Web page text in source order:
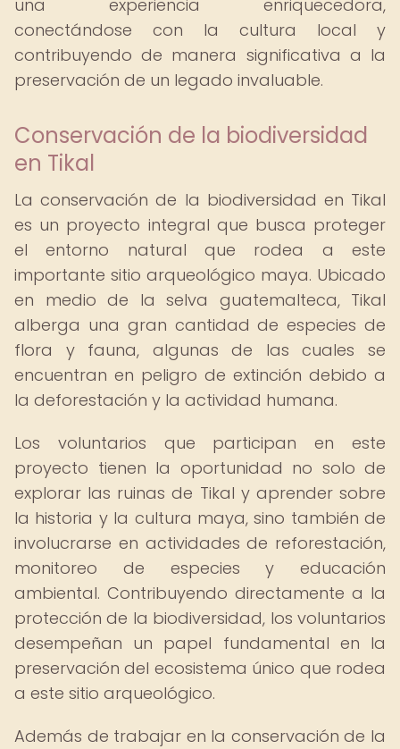
una experiencia enriquecedora,
conectándose con la cultura local y
contribuyendo de manera significativa a la
preservación de un legado invaluable.
Conservación de la biodiversidad
en Tikal
La conservación de la biodiversidad en Tikal
es un proyecto integral que busca proteger
el entorno natural que rodea a este
importante sitio arqueológico maya. Ubicado
en medio de la selva guatemalteca, Tikal
alberga una gran cantidad de especies de
flora y fauna, algunas de las cuales se
encuentran en peligro de extinción debido a
la deforestación y la actividad humana.
Los voluntarios que participan en este
proyecto tienen la oportunidad no solo de
explorar las ruinas de Tikal y aprender sobre
la historia y la cultura maya, sino también de
involucrarse en actividades de reforestación,
monitoreo de especies y educación
ambiental. Contribuyendo directamente a la
protección de la biodiversidad, los voluntarios
desempeñan un papel fundamental en la
preservación del ecosistema único que rodea
a este sitio arqueológico.
Además de trabajar en la conservación de la